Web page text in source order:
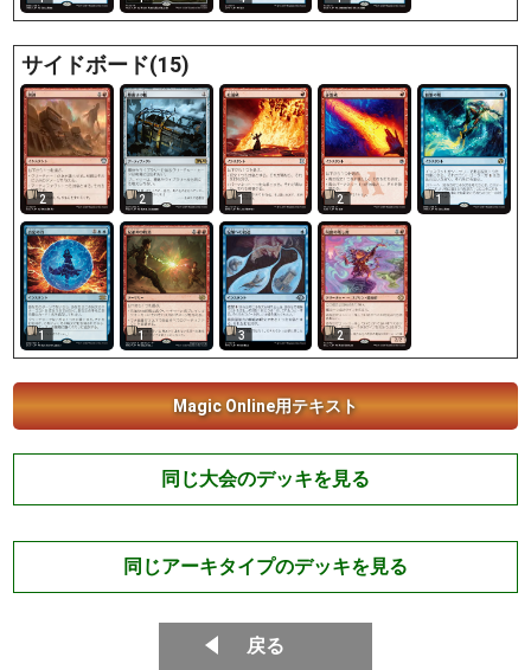
サイドボード(15)
2 2 1 2 1
1 1 3 2
Magic Online用テキスト
同じ大会のデッキを見る
同じアーキタイプのデッキを見る
戻る